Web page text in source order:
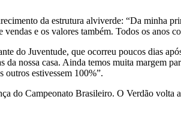
da estrutura alviverde: “Da minha
e os valores também. Todos os anos
do Juventude, que ocorreu poucos dias
nossa casa. Ainda temos muita margem
outros estivessem 100%”.
do Campeonato Brasileiro. O Verdão